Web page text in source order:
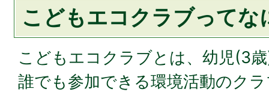
こどもエコクラブってな
こどもエコクラブとは、幼児(3
誰でも参加できる環境活動のク